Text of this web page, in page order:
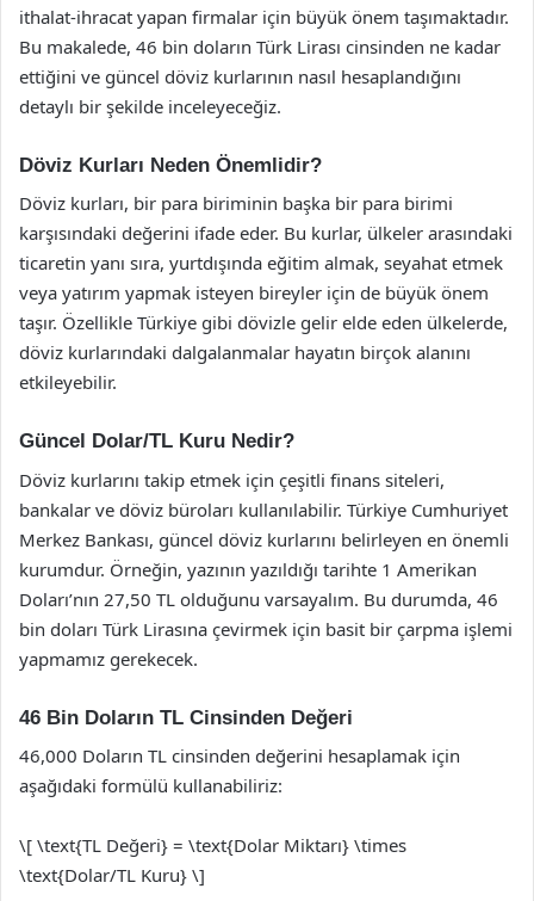
ithalat-ihracat yapan firmalar için büyük önem taşımaktadır.
Bu makalede, 46 bin doların Türk Lirası cinsinden ne kadar
ettiğini ve güncel döviz kurlarının nasıl hesaplandığını
detaylı bir şekilde inceleyeceğiz.
Döviz Kurları Neden Önemlidir?
Döviz kurları, bir para biriminin başka bir para birimi
karşısındaki değerini ifade eder. Bu kurlar, ülkeler arasındaki
ticaretin yanı sıra, yurtdışında eğitim almak, seyahat etmek
veya yatırım yapmak isteyen bireyler için de büyük önem
taşır. Özellikle Türkiye gibi dövizle gelir elde eden ülkelerde,
döviz kurlarındaki dalgalanmalar hayatın birçok alanını
etkileyebilir.
Güncel Dolar/TL Kuru Nedir?
Döviz kurlarını takip etmek için çeşitli finans siteleri,
bankalar ve döviz büroları kullanılabilir. Türkiye Cumhuriyet
Merkez Bankası, güncel döviz kurlarını belirleyen en önemli
kurumdur. Örneğin, yazının yazıldığı tarihte 1 Amerikan
Doları’nın 27,50 TL olduğunu varsayalım. Bu durumda, 46
bin doları Türk Lirasına çevirmek için basit bir çarpma işlemi
yapmamız gerekecek.
46 Bin Doların TL Cinsinden Değeri
46,000 Doların TL cinsinden değerini hesaplamak için
aşağıdaki formülü kullanabiliriz:
\[ \text{TL Değeri} = \text{Dolar Miktarı} \times
\text{Dolar/TL Kuru} \]